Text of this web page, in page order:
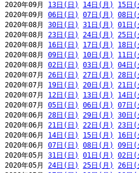
2020年09月 13日(日) 14日(月) 15日(
2020年09月 06日(日) 07日(月) 08日(
2020年08月 30日(日) 31日(月) 01日(
2020年08月 23日(日) 24日(月) 25日(
2020年08月 16日(日) 17日(月) 18日(
2020年08月 09日(日) 10日(月) 11日(
2020年08月 02日(日) 03日(月) 04日(
2020年07月 26日(日) 27日(月) 28日(
2020年07月 19日(日) 20日(月) 21日(
2020年07月 12日(日) 13日(月) 14日(
2020年07月 05日(日) 06日(月) 07日(
2020年06月 28日(日) 29日(月) 30日(
2020年06月 21日(日) 22日(月) 23日(
2020年06月 14日(日) 15日(月) 16日(
2020年06月 07日(日) 08日(月) 09日(
2020年05月 31日(日) 01日(月) 02日(
2020年05月 24日(日) 25日(月) 26日(